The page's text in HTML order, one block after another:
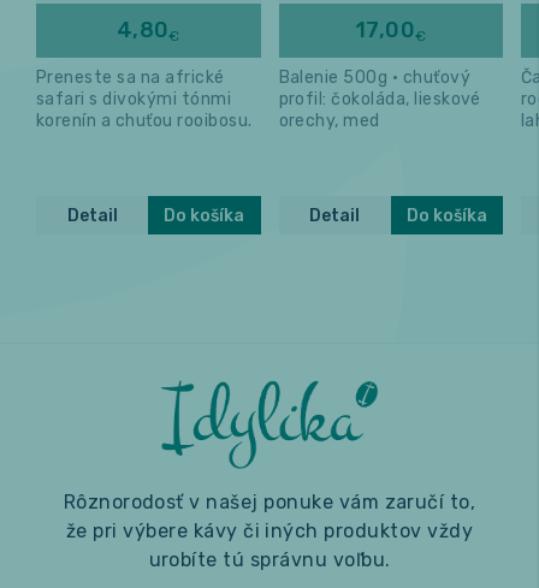
4,80€
Preneste sa na africké
safari s divokými tónmi
korenín a chuťou rooibosu.
Detail Do košíka
17,00€
Balenie 500g • chuťový
profil: čokoláda, lieskové
orechy, med
Detail Do košíka
Rôznorodosť v našej ponuke vám zaručí to,
že pri výbere kávy či iných produktov vždy
urobíte tú správnu voľbu.